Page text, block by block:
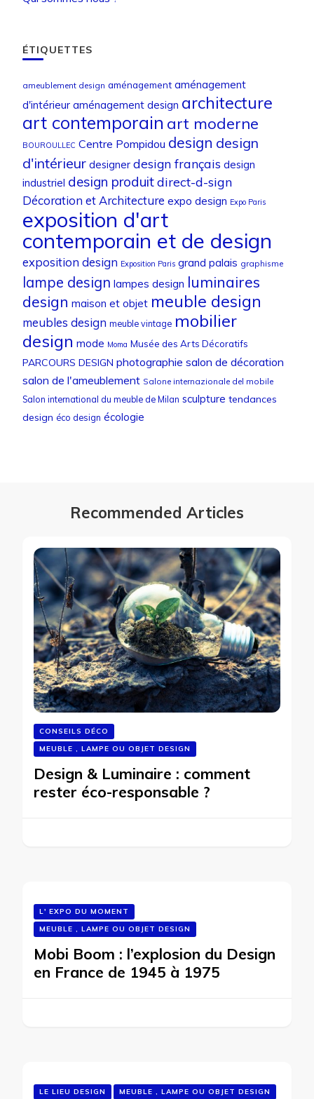
ÉTIQUETTES
ameublement design aménagement aménagement
d'intérieur aménagement design architecture
art contemporain art moderne
BOUROULLEC Centre Pompidou design design
d'intérieur designer design français design
industriel design produitdirect-d-sign
Décoration et Architecture expo design Expo Paris
exposition d'art
contemporain et de design
exposition design Exposition Paris grand palais graphisme
lampe design lampes design luminaires
design maison et objet meuble design
meubles design meuble vintage mobilier
design mode Moma Musée des Arts Décoratifs
PARCOURS DESIGN photographie salon de décoration
salon de l'ameublement Salone internazionale del mobile
Salon international du meuble de Milan sculpture tendances
design éco design écologie
Recommended Articles
CONSEILS DÉCO
MEUBLE , LAMPE OU OBJET DESIGN
Design & Luminaire : comment
rester éco-responsable ?
L' EXPO DU MOMENT
MEUBLE , LAMPE OU OBJET DESIGN
Mobi Boom : l’explosion du Design
en France de 1945 à 1975
LE LIEU DESIGN MEUBLE , LAMPE OU OBJET DESIGN